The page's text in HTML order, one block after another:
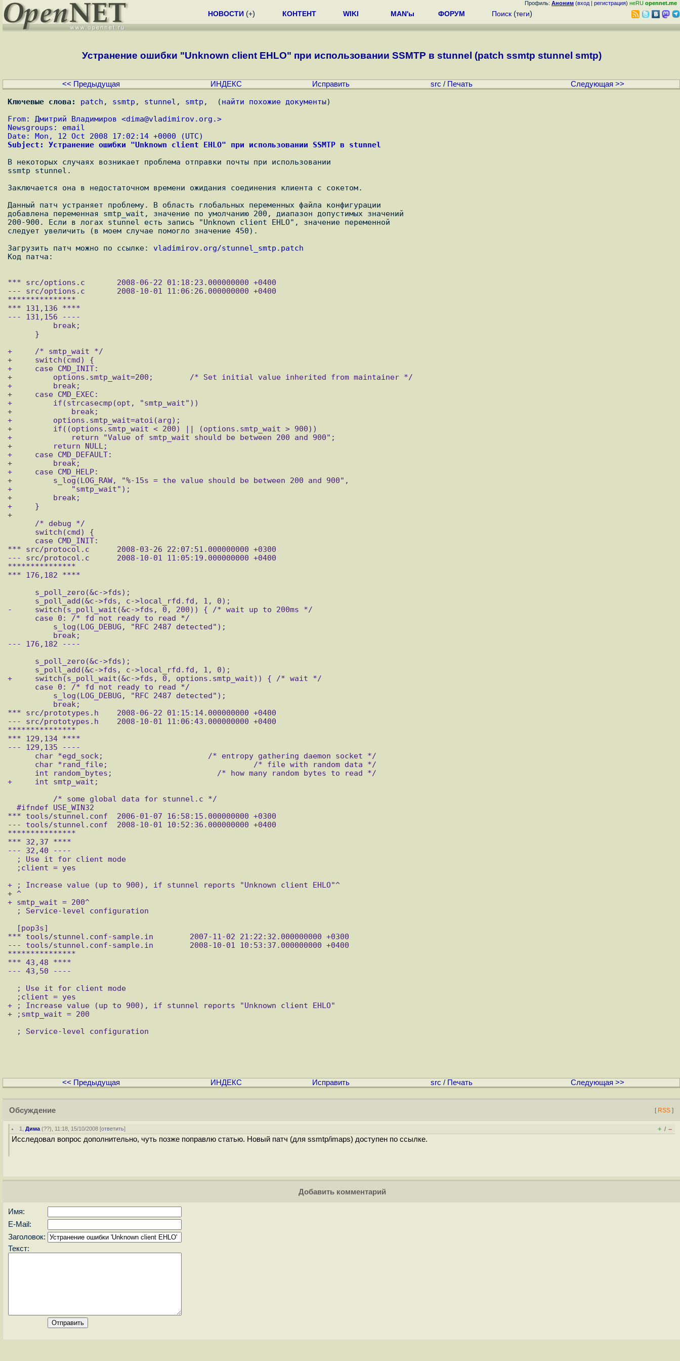
Профиль: Аноним (вход | регистрация) неRU opennet.me
НОВОСТИ (+) КОНТЕНТ WIKI MAN'ы ФОРУМ Поиск (теги)
Устранение ошибки "Unknown client EHLO" при использовании SSMTP в stunnel (patch ssmtp stunnel smtp)
<< Предыдущая ИНДЕКС Исправить src / Печать Следующая >>
Ключевые слова: patch , ssmtp , stunnel , smtp ,  (найти похожие документы)
From: Дмитрий Владимиров <dima@vladimirov.org.>
Newsgroups: email
Date: Mon, 12 Oct 2008 17:02:14 +0000 (UTC)
Subject: Устранение ошибки "Unknown client EHLO" при использовании SSMTP в stunnel
В некоторых случаях возникает проблема отправки почты при использовании
ssmtp stunnel.
Заключается она в недостаточном времени ожидания соединения клиента с сокетом.
Данный патч устраняет проблему. В область глобальных переменных файла конфигурации
добавлена переменная smtp_wait, значение по умолчанию 200, диапазон допустимых значений
200-900. Если в логах stunnel есть запись "Unknown client EHLO", значение переменной
следует увеличить (в моем случае помогло значение 450).
Загрузить патч можно по ссылке: vladimirov.org/stunnel_smtp.patch
*** src/options.c	2008-06-22 01:18:23.000000000 +0400
--- src/options.c	2008-10-01 11:06:26.000000000 +0400
***************
*** 131,136 ****
--- 131,156 ----
+     /* smtp_wait */
+     switch(cmd) {
+     case CMD_INIT:
+         options.smtp_wait=200;        /* Set initial value inherited from maintainer */
+         break;
+     case CMD_EXEC:
+         if(strcasecmp(opt, "smtp_wait"))
+             break;
+         options.smtp_wait=atoi(arg);
+         if((options.smtp_wait < 200) || (options.smtp_wait > 900))
+             return "Value of smtp_wait should be between 200 and 900";
+         return NULL;
+     case CMD_DEFAULT:
+         break;
+     case CMD_HELP:
+         s_log(LOG_RAW, "%-15s = the value should be between 200 and 900",
+             "smtp_wait");
+         break;
+     }
+
*** src/protocol.c	2008-03-26 22:07:51.000000000 +0300
--- src/protocol.c	2008-10-01 11:05:19.000000000 +0400
***************
*** 176,182 ****
-     switch(s_poll_wait(&c->fds, 0, 200)) { /* wait up to 200ms */
--- 176,182 ----
+     switch(s_poll_wait(&c->fds, 0, options.smtp_wait)) { /* wait */
*** src/prototypes.h	2008-06-22 01:15:14.000000000 +0400
--- src/prototypes.h	2008-10-01 11:06:43.000000000 +0400
***************
*** 129,134 ****
--- 129,135 ----
+     int smtp_wait;
*** tools/stunnel.conf	2006-01-07 16:58:15.000000000 +0300
--- tools/stunnel.conf	2008-10-01 10:52:36.000000000 +0400
***************
*** 32,37 ****
--- 32,40 ----
+ ; Increase value (up to 900), if stunnel reports "Unknown client EHLO"^
+ ^
+ smtp_wait = 200^
*** tools/stunnel.conf-sample.in	2007-11-02 21:22:32.000000000 +0300
--- tools/stunnel.conf-sample.in	2008-10-01 10:53:37.000000000 +0400
***************
*** 43,48 ****
--- 43,50 ----
+ ; Increase value (up to 900), if stunnel reports "Unknown client EHLO"
+ ;smtp_wait = 200
<< Предыдущая ИНДЕКС Исправить src / Печать Следующая >>
Обсуждение [ RSS ]
1 ,Дима (??), 11:18, 15/10/2008 [ответить] + / –
Исследовал вопрос дополнительно, чуть позже поправлю статью. Новый патч (для ssmtp/imaps) доступен по ссылке.
Добавить комментарий
Имя:
E-Mail:
Заголовок:
Текст: